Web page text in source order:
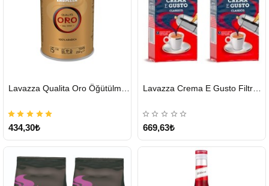
GÖNDERİ
434,30₺
GÖNDERİ
Lavazza Crema E Gusto Filtre Kahve 250 G X 2
669,63₺